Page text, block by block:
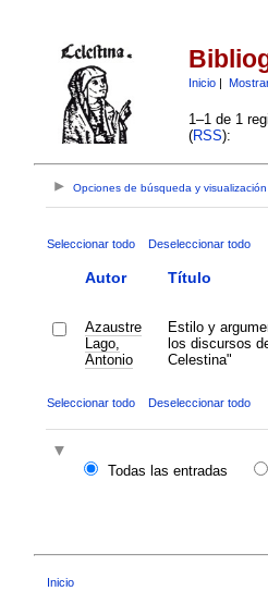
Inicio|
1–1 de 1
(RSS):
Opciones de búsqueda y visualización
Seleccionar todo Deseleccionar todo
Autor Título
Azaustre
Lago,
Antonio
Estilo y
los discursos
Celestina"
Seleccionar todo Deseleccionar todo
Todas las entradas
Inicio